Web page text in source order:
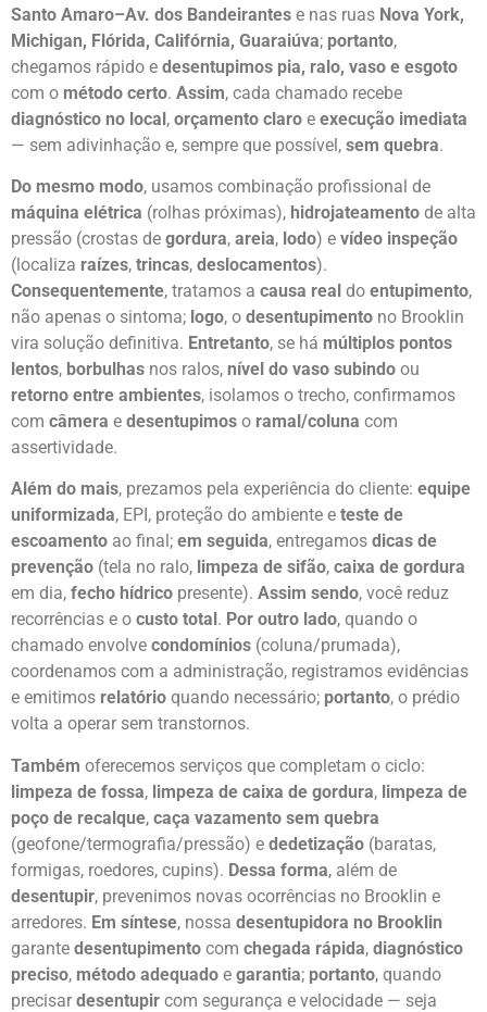
Santo Amaro–Av. dos Bandeirantes e nas ruas Nova York,
Michigan, Flórida, Califórnia, Guaraiúva; portanto,
chegamos rápido e desentupimos pia, ralo, vaso e esgoto
com o método certo. Assim, cada chamado recebe
diagnóstico no local, orçamento claro e execução imediata
— sem adivinhação e, sempre que possível, sem quebra.
Do mesmo modo, usamos combinação profissional de
máquina elétrica (rolhas próximas), hidrojateamento de alta
pressão (crostas de gordura, areia, lodo) e vídeo inspeção
(localiza raízes, trincas, deslocamentos).
Consequentemente, tratamos a causa real do entupimento,
não apenas o sintoma; logo, o desentupimento no Brooklin
vira solução definitiva. Entretanto, se há múltiplos pontos
lentos, borbulhas nos ralos, nível do vaso subindo ou
retorno entre ambientes, isolamos o trecho, confirmamos
com câmera e desentupimos o ramal/coluna com
assertividade.
Além do mais, prezamos pela experiência do cliente: equipe
uniformizada, EPI, proteção do ambiente e teste de
escoamento ao final; em seguida, entregamos dicas de
prevenção (tela no ralo, limpeza de sifão, caixa de gordura
em dia, fecho hídrico presente). Assim sendo, você reduz
recorrências e o custo total . Por outro lado, quando o
chamado envolve condomínios (coluna/prumada),
coordenamos com a administração, registramos evidências
e emitimos relatório quando necessário; portanto, o prédio
volta a operar sem transtornos.
Também oferecemos serviços que completam o ciclo:
limpeza de fossa, limpeza de caixa de gordura, limpeza de
poço de recalque, caça vazamento sem quebra
(geofone/termografia/pressão) e dedetização (baratas,
formigas, roedores, cupins). Dessa forma, além de
desentupir, prevenimos novas ocorrências no Brooklin e
arredores. Em síntese, nossa desentupidora no Brooklin
garante desentupimento com chegada rápida, diagnóstico
preciso, método adequado e garantia; portanto, quando
precisar desentupir com segurança e velocidade — seja